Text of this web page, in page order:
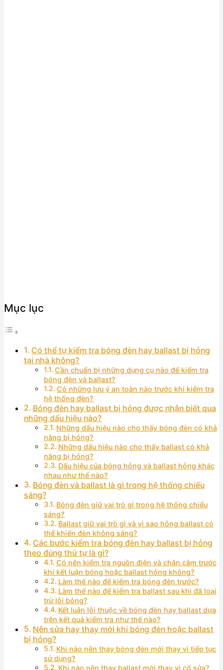
Mục lục
Có thể tự kiểm tra bóng đèn hay ballast bị hỏng
tại nhà không?
Cần chuẩn bị những dụng cụ nào để kiểm tra
bóng đèn và ballast?
Có những lưu ý an toàn nào trước khi kiểm tra
hệ thống đèn?
Bóng đèn hay ballast bị hỏng được nhận biết qua
những dấu hiệu nào?
Những dấu hiệu nào cho thấy bóng đèn có khả
năng bị hỏng?
Những dấu hiệu nào cho thấy ballast có khả
năng bị hỏng?
Dấu hiệu của bóng hỏng và ballast hỏng khác
nhau như thế nào?
Bóng đèn và ballast là gì trong hệ thống chiếu
sáng?
Bóng đèn giữ vai trò gì trong hệ thống chiếu
sáng?
Ballast giữ vai trò gì và vì sao hỏng ballast có
thể khiến đèn không sáng?
Các bước kiểm tra bóng đèn hay ballast bị hỏng
theo đúng thứ tự là gì?
Có nên kiểm tra nguồn điện và chân cắm trước
khi kết luận bóng hoặc ballast hỏng không?
Làm thế nào để kiểm tra bóng đèn trước?
Làm thế nào để kiểm tra ballast sau khi đã loại
trừ lỗi bóng?
Kết luận lỗi thuộc về bóng đèn hay ballast dựa
trên kết quả kiểm tra như thế nào?
Nên sửa hay thay mới khi bóng đèn hoặc ballast
bị hỏng?
Khi nào nên thay bóng đèn mới thay vì tiếp tục
sử dụng?
Khi nào nên thay ballast mới thay vì cố sửa?